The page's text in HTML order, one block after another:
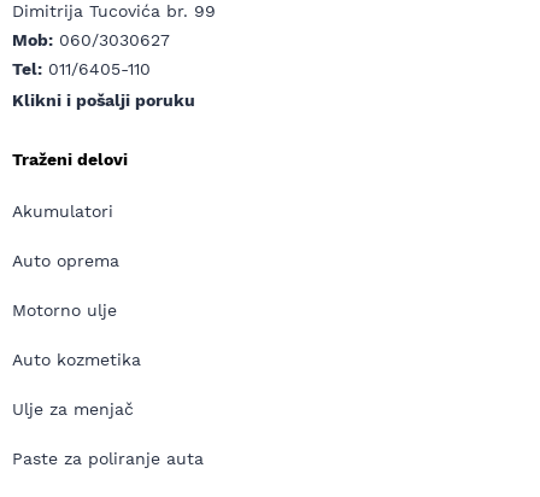
Dimitrija Tucovića br. 99
Mob: 060/3030627
Tel: 011/6405-110
Klikni i pošalji poruku
Traženi delovi
Akumulatori
Auto oprema
Motorno ulje
Auto kozmetika
Ulje za menjač
Paste za poliranje auta